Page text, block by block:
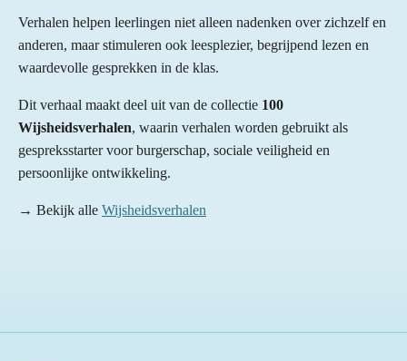
Verhalen helpen leerlingen niet alleen nadenken over zichzelf en
anderen, maar stimuleren ook leesplezier, begrijpend lezen en
waardevolle gesprekken in de klas.
Dit verhaal maakt deel uit van de collectie 100
Wijsheidsverhalen, waarin verhalen worden gebruikt als
gespreksstarter voor burgerschap, sociale veiligheid en
persoonlijke ontwikkeling.
→ Bekijk alle Wijsheidsverhalen